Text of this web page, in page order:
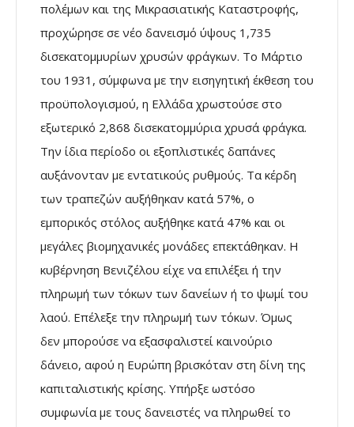
πολέµων και της Μικρασιατικής Καταστροφής,
προχώρησε σε νέο δανεισµό ύψους 1,735
δισεκατοµµυρίων χρυσών φράγκων. Το Μάρτιο
του 1931, σύµφωνα µε την εισηγητική έκθεση του
προϋπολογισµού, η Ελλάδα χρωστούσε στο
εξωτερικό 2,868 δισεκατοµµύρια χρυσά φράγκα.
Την ίδια περίοδο οι εξοπλιστικές δαπάνες
αυξάνονταν µε εντατικούς ρυθµούς. Τα κέρδη
των τραπεζών αυξήθηκαν κατά 57%, ο
εµπορικός στόλος αυξήθηκε κατά 47% και οι
µεγάλες βιοµηχανικές µονάδες επεκτάθηκαν. Η
κυβέρνηση Βενιζέλου είχε να επιλέξει ή την
πληρωµή των τόκων των δανείων ή το ψωµί του
λαού. Επέλεξε την πληρωµή των τόκων. Όµως
δεν µπορούσε να εξασφαλιστεί καινούριο
δάνειο, αφού η Ευρώπη βρισκόταν στη δίνη της
καπιταλιστικής κρίσης. Υπήρξε ωστόσο
συµφωνία µε τους δανειστές να πληρωθεί το